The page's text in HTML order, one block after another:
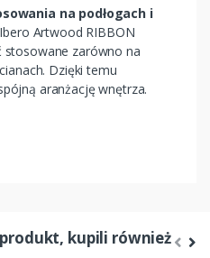
na podłogach i
Artwood RIBBON
stosowane zarówno na
Dzięki temu
aranżację wnętrza.
kupili również